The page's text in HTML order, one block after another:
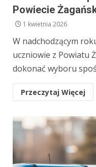
Powiecie
1 kwietnia 2026
W nadchodzącym
uczniowie z Powiatu
dokonać wyboru
Przeczytaj Więcej